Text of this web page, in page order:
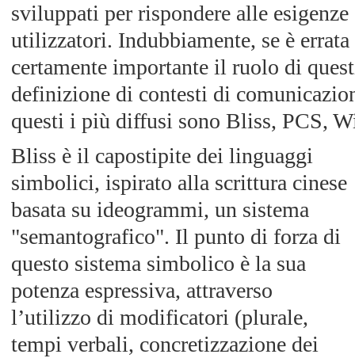
sviluppati per rispondere alle
utilizzatori. Indubbiamente, se è
certamente importante il ruolo di
definizione di contesti di
questi i più diffusi sono Bliss, PCS,
Bliss è il capostipite dei linguaggi
simbolici, ispirato alla scrittura cinese
basata su ideogrammi, un sistema
"semantografico". Il punto di forza di
questo sistema simbolico è la sua
potenza espressiva, attraverso
l’utilizzo di modificatori (plurale,
tempi verbali, concretizzazione dei